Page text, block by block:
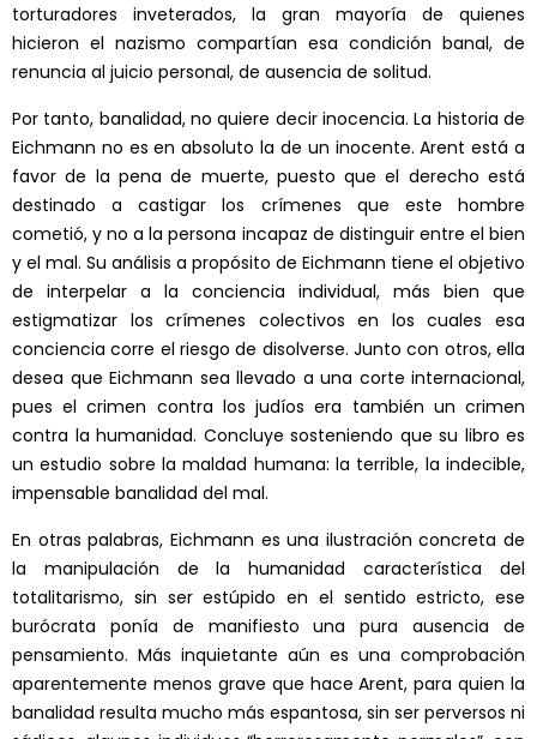
torturadores inveterados, la gran mayoría de quienes
hicieron el nazismo compartían esa condición banal, de
renuncia al juicio personal, de ausencia de solitud.
Por tanto, banalidad, no quiere decir inocencia. La historia de
Eichmann no es en absoluto la de un inocente. Arent está a
favor de la pena de muerte, puesto que el derecho está
destinado a castigar los crímenes que este hombre
cometió, y no a la persona incapaz de distinguir entre el bien
y el mal. Su análisis a propósito de Eichmann tiene el objetivo
de interpelar a la conciencia individual, más bien que
estigmatizar los crímenes colectivos en los cuales esa
conciencia corre el riesgo de disolverse. Junto con otros, ella
desea que Eichmann sea llevado a una corte internacional,
pues el crimen contra los judíos era también un crimen
contra la humanidad. Concluye sosteniendo que su libro es
un estudio sobre la maldad humana: la terrible, la indecible,
impensable banalidad del mal.
En otras palabras, Eichmann es una ilustración concreta de
la manipulación de la humanidad característica del
totalitarismo, sin ser estúpido en el sentido estricto, ese
burócrata ponía de manifiesto una pura ausencia de
pensamiento. Más inquietante aún es una comprobación
aparentemente menos grave que hace Arent, para quien la
banalidad resulta mucho más espantosa, sin ser perversos ni